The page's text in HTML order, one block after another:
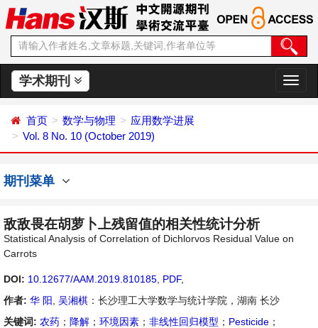
学术期刊
切
换
首页 数学与物理
应用数学进展
Vol. 8 No. 10 (October 2019)
期刊菜单
敌敌畏在胡萝卜上残留值的相关性统计分析
Statistical Analysis of Correlation of Dichlorvos Residual Value on
Carrots
DOI: 10.12677/AAM.2019.810185 PDF,
作者: 华 阳 吴湘棋 ：长沙理工大学数学与统计学院，湖南 长沙
关键词: 农药 ； 降解 ； 环境因素 ； 非线性回归模型 ； Pesticide ；